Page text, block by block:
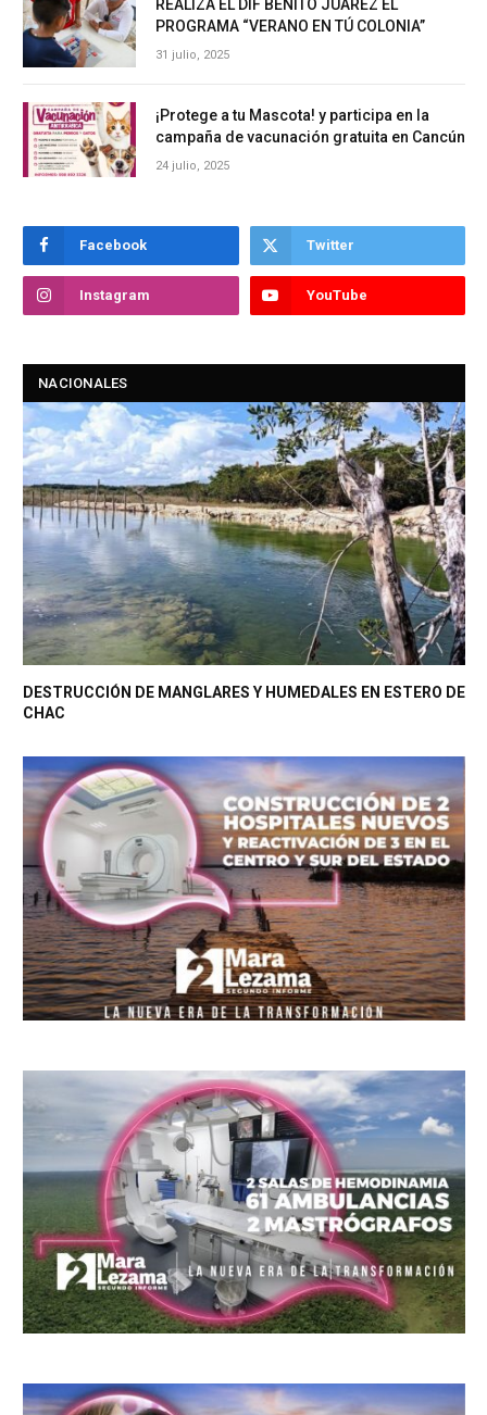
REALIZA EL DIF BENITO JUÁREZ EL
PROGRAMA “VERANO EN TÚ COLONIA”
31 julio, 2025
¡Protege a tu Mascota! y participa en la
campaña de vacunación gratuita en Cancún
24 julio, 2025
Facebook Twitter
Instagram YouTube
NACIONALES
DESTRUCCIÓN DE MANGLARES Y HUMEDALES EN ESTERO DE
CHAC